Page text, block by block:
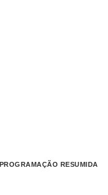
PROGRAMAÇÃO RESUMIDA